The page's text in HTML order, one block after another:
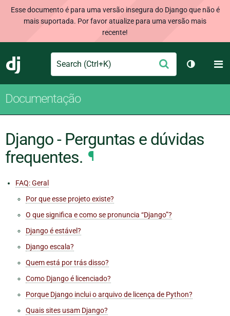
Esse documento é para uma versão insegura do Django que não é
mais suportada. Por favor atualize para uma versão mais
recente!
Django
Search Enviar
Alternar
Documentação
Django - Perguntas e dúvidas
frequentes. ¶
FAQ: Geral
Por que esse projeto existe?
O que significa e como se pronuncia “Django”?
Django é estável?
Django escala?
Quem está por trás disso?
Como Django é licenciado?
Porque Django inclui o arquivo de licença de Python?
Quais sites usam Django?